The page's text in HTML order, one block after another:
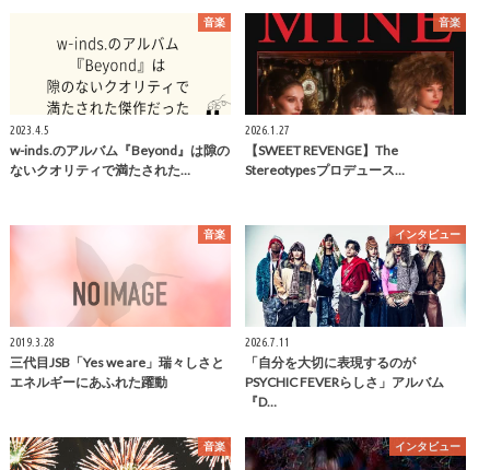
音楽
2023.4.5
w-inds.のアルバム『Beyond』は隙の
ないクオリティで満たされた…
音楽
2026.1.27
【SWEET REVENGE】The
Stereotypesプロデュース…
音楽
2019.3.28
三代目JSB「Yes we are」瑞々しさと
エネルギーにあふれた躍動
インタビュー
2026.7.11
「自分を大切に表現するのが
PSYCHIC FEVERらしさ」アルバム
『D…
音楽 インタビュー